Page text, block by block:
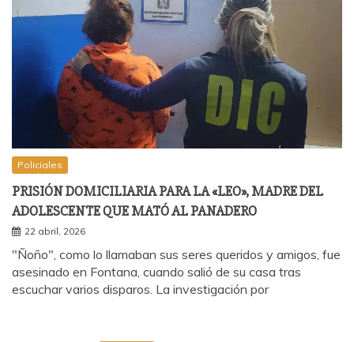
Policiales
PRISIÓN DOMICILIARIA PARA LA «LEO», MADRE DEL
ADOLESCENTE QUE MATÓ AL PANADERO
22 abril, 2026
"Ñoño", como lo llamaban sus seres queridos y amigos, fue
asesinado en Fontana, cuando salió de su casa tras
escuchar varios disparos. La investigación por